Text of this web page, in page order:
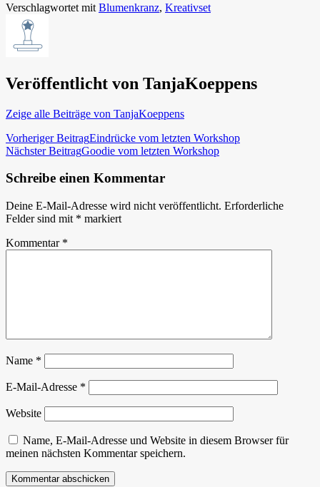
Verschlagwortet mit Blumenkranz, Kreativset
Veröffentlicht von TanjaKoeppens
Zeige alle Beiträge von TanjaKoeppens
Beitragsnavigation
Vorheriger BeitragEindrücke vom letzten Workshop
Nächster BeitragGoodie vom letzten Workshop
Schreibe einen Kommentar
Deine E-Mail-Adresse wird nicht veröffentlicht. Erforderliche
Felder sind mit * markiert
Kommentar *
Name *
E-Mail-Adresse *
Website
Name, E-Mail-Adresse und Website in diesem Browser für
meinen nächsten Kommentar speichern.